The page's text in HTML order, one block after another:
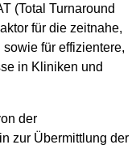
(Total Turnaround
für die zeitnahe,
für effizientere,
in Kliniken und
der
zur Übermittlung der